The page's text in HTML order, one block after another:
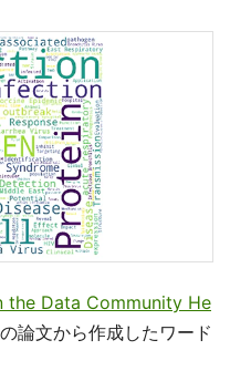
the Data Community He
論文から作成したワード